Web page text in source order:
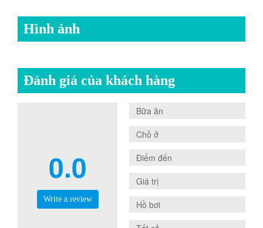
Hình ảnh
Đánh giá của khách hàng
0.0
Write a review
0.0Bữa ăn
0.0
Chỗ ở
0.0
Điểm đến
0.0
Giá trị
0.0Hồ bơi